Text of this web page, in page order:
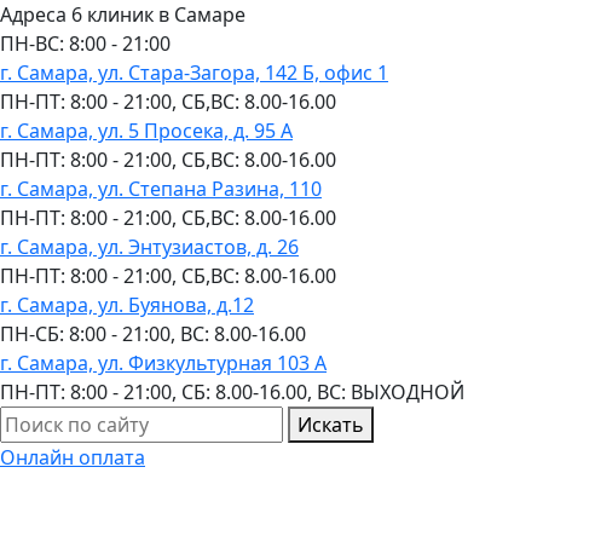
Адреса 6 клиник в Самаре
ПН-ВC: 8:00 - 21:00
г. Самара, ул. Стара-Загора, 142 Б, офис 1
ПН-ПТ: 8:00 - 21:00, СБ,ВС: 8.00-16.00
г. Самара, ул. 5 Просека, д. 95 А
ПН-ПТ: 8:00 - 21:00, СБ,ВС: 8.00-16.00
г. Самара, ул. Степана Разина, 110
ПН-ПТ: 8:00 - 21:00, СБ,ВС: 8.00-16.00
г. Самара, ул. Энтузиастов, д. 26
ПН-ПТ: 8:00 - 21:00, СБ,ВС: 8.00-16.00
г. Самара, ул. Буянова, д.12
ПН-СБ: 8:00 - 21:00, ВС: 8.00-16.00
г. Самара, ул. Физкультурная 103 А
ПН-ПТ: 8:00 - 21:00, СБ: 8.00-16.00, ВС: ВЫХОДНОЙ
Искать
Онлайн оплата